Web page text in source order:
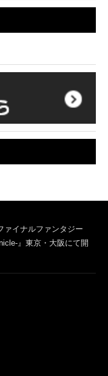
ァイナルファンタジー
』東京・大阪にて開